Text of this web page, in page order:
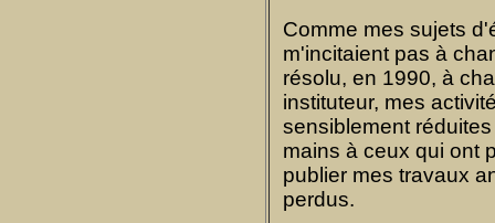
Comme mes sujets
m'incitaient pas à
résolu, en 1990, à
instituteur, mes
sensiblement
mains à ceux qui ont
publier mes travaux
perdus.